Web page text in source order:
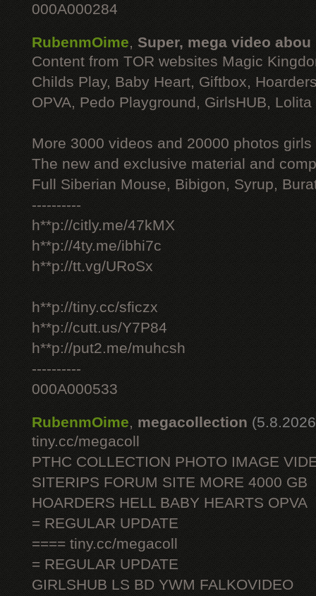
000A000284
RubenmOime, Super, mega video abou
Content from TOR websites Magic
Childs Play, Baby Heart, Giftbox,
OPVA, Pedo Playground, GirlsHUB, Lolita
More 3000 videos and 20000 photos
The new and exclusive material and
Full Siberian Mouse, Bibigon, Syrup,
----------
h**p://citly.me/47kMX
h**p://4ty.me/ibhi7c
h**p://tt.vg/URoSx
h**p://tiny.cc/sficzx
h**p://cutt.us/Y7P84
h**p://put2.me/muhcsh
----------
000A000533
RubenmOime, megacollection
tiny.cc/megacoll
PTHC COLLECTION PHOTO IMAGE
SITERIPS FORUM SITE MORE 4000 GB
HOARDERS HELL BABY HEARTS OPVA
= REGULAR UPDATE
==== tiny.cc/megacoll
= REGULAR UPDATE
GIRLSHUB LS BD YWM FALKOVIDEO